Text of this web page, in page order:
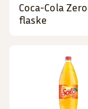
Coca-Cola
flaske